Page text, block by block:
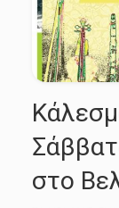
στο